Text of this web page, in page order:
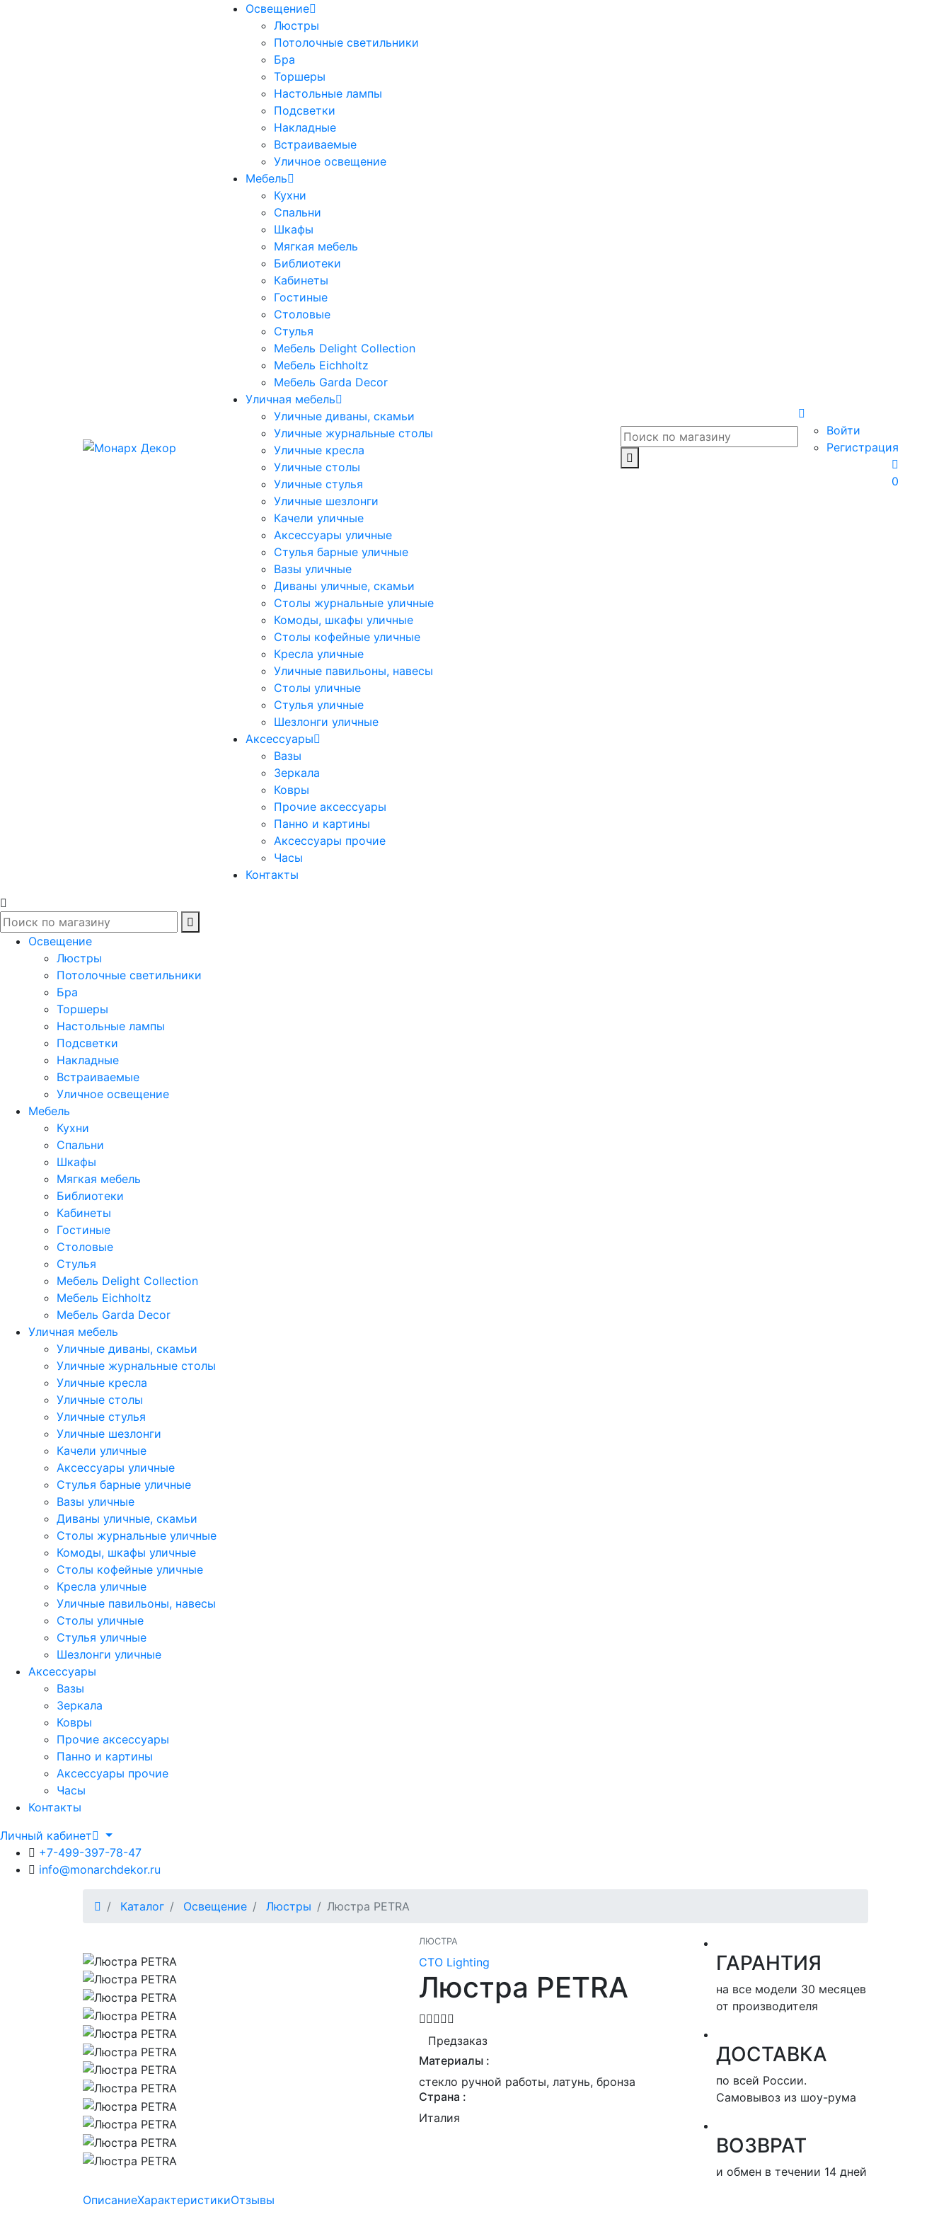
Освещение
Люстры
Потолочные светильники
Бра
Торшеры
Настольные лампы
Подсветки
Накладные
Встраиваемые
Уличное освещение
Мебель
Кухни
Спальни
Шкафы
Мягкая мебель
Библиотеки
Кабинеты
Гостиные
Столовые
Стулья
Мебель Delight Collection
Мебель Eichholtz
Мебель Garda Decor
Уличная мебель
Уличные диваны, скамьи
Уличные журнальные столы
Уличные кресла
Уличные столы
Уличные стулья
Уличные шезлонги
Качели уличные
Аксессуары уличные
Стулья барные уличные
Вазы уличные
Диваны уличные, скамьи
Столы журнальные уличные
Комоды, шкафы уличные
Столы кофейные уличные
Кресла уличные
Уличные павильоны, навесы
Столы уличные
Стулья уличные
Шезлонги уличные
Аксессуары
Вазы
Зеркала
Ковры
Прочие аксессуары
Панно и картины
Аксессуары прочие
Часы
Контакты
Войти
Регистрация
0
Освещение
Люстры
Потолочные светильники
Бра
Торшеры
Настольные лампы
Подсветки
Накладные
Встраиваемые
Уличное освещение
Мебель
Кухни
Спальни
Шкафы
Мягкая мебель
Библиотеки
Кабинеты
Гостиные
Столовые
Стулья
Мебель Delight Collection
Мебель Eichholtz
Мебель Garda Decor
Уличная мебель
Уличные диваны, скамьи
Уличные журнальные столы
Уличные кресла
Уличные столы
Уличные стулья
Уличные шезлонги
Качели уличные
Аксессуары уличные
Стулья барные уличные
Вазы уличные
Диваны уличные, скамьи
Столы журнальные уличные
Комоды, шкафы уличные
Столы кофейные уличные
Кресла уличные
Уличные павильоны, навесы
Столы уличные
Стулья уличные
Шезлонги уличные
Аксессуары
Вазы
Зеркала
Ковры
Прочие аксессуары
Панно и картины
Аксессуары прочие
Часы
Контакты
Личный кабинет
+7-499-397-78-47
info@monarchdekor.ru
Каталог Освещение Люстры Люстра PETRA
ЛЮСТРА
CTO Lighting
Люстра PETRA
Предзаказ
Материалы :
стекло ручной работы, латунь, бронза
Страна :
Италия
ГАРАНТИЯ
на все модели 30 месяцев
от производителя
ДОСТАВКА
по всей России.
Самовывоз из шоу-рума
ВОЗВРАТ
и обмен в течении 14 дней
ОписаниеХарактеристикиОтзывы